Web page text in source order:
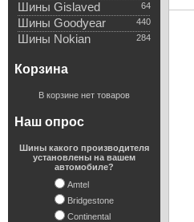
64
Шины Gislaved
440
Шины Goodyear
284
Шины Nokian
Корзина
В корзине нет товаров
Наш опрос
Шины какого производителя
установлены на вашем
автомобиле?
Amtel
Bridgestone
Continental